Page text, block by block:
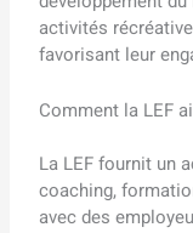
activités
favorisant leur
Comment la LEF
La LEF fournit un
coaching,
avec des